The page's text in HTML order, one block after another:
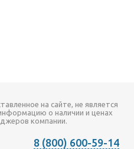
на сайте, не является
о наличии и ценах
компании.
8 (800) 600-59-14